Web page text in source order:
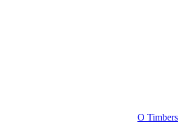
О Timbers